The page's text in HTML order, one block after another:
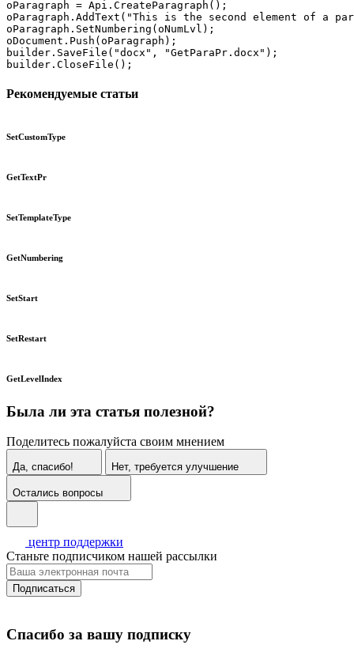
oParagraph = Api.CreateParagraph();
oParagraph.AddText("This is the second element of a
oParagraph.SetNumbering(oNumLvl);
oDocument.Push(oParagraph);
builder.SaveFile("docx", "GetParaPr.docx");
builder.CloseFile();
Рекомендуемые статьи
SetCustomType
GetTextPr
SetTemplateType
GetNumbering
SetStart
SetRestart
GetLevelIndex
Была ли эта статья полезной?
Поделитесь пожалуйста своим мнением
Да, спасибо! Нет, требуется улучшение
Остались вопросы
центр поддержки
Станьте подписчиком нашей рассылки
Подписаться
Спасибо за вашу подписку